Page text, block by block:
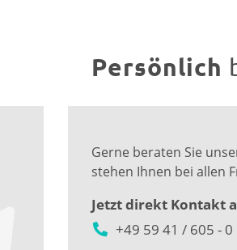
Persönlich
Gerne beraten Sie
stehen Ihnen bei allen
Jetzt direkt Kontakt
+49 59 41 / 605 - 0